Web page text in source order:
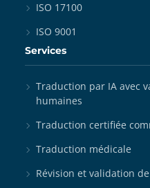
ISO 17100
ISO 9001
Services
Traduction par IA avec
humaines
Traduction certifiée
Traduction médicale
Révision et validation